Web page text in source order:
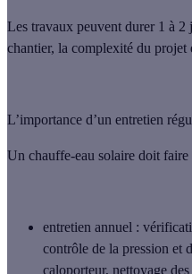
Les travaux peuvent durer 1 à 2
chantier, la complexité du projet
L’importance d’un entretien
Un chauffe-eau solaire doit faire
entretien annuel :
contrôle de la pression et
caloporteur, nettoyage